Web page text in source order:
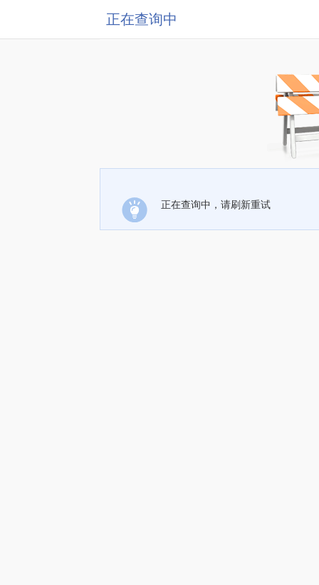
正在查询中
正在查询中，请刷新重试